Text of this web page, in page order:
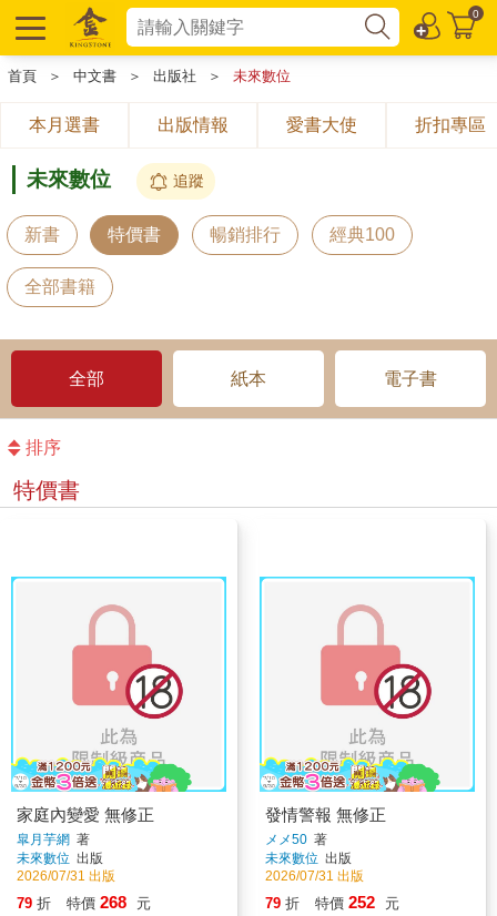
0
首頁 ＞ 中文書 ＞ 出版社 ＞ 未來數位
本月選書 出版情報 愛書大使 折扣專區
未來數位 追蹤
新書 特價書 暢銷排行 經典100
全部書籍
全部 紙本 電子書
排序
特價書
家庭內變愛 無修正
皐月芋網 著
未來數位 出版
2026/07/31 出版
79 折 特價 268 元
發情警報 無修正
メメ50 著
未來數位 出版
2026/07/31 出版
79 折 特價 252 元